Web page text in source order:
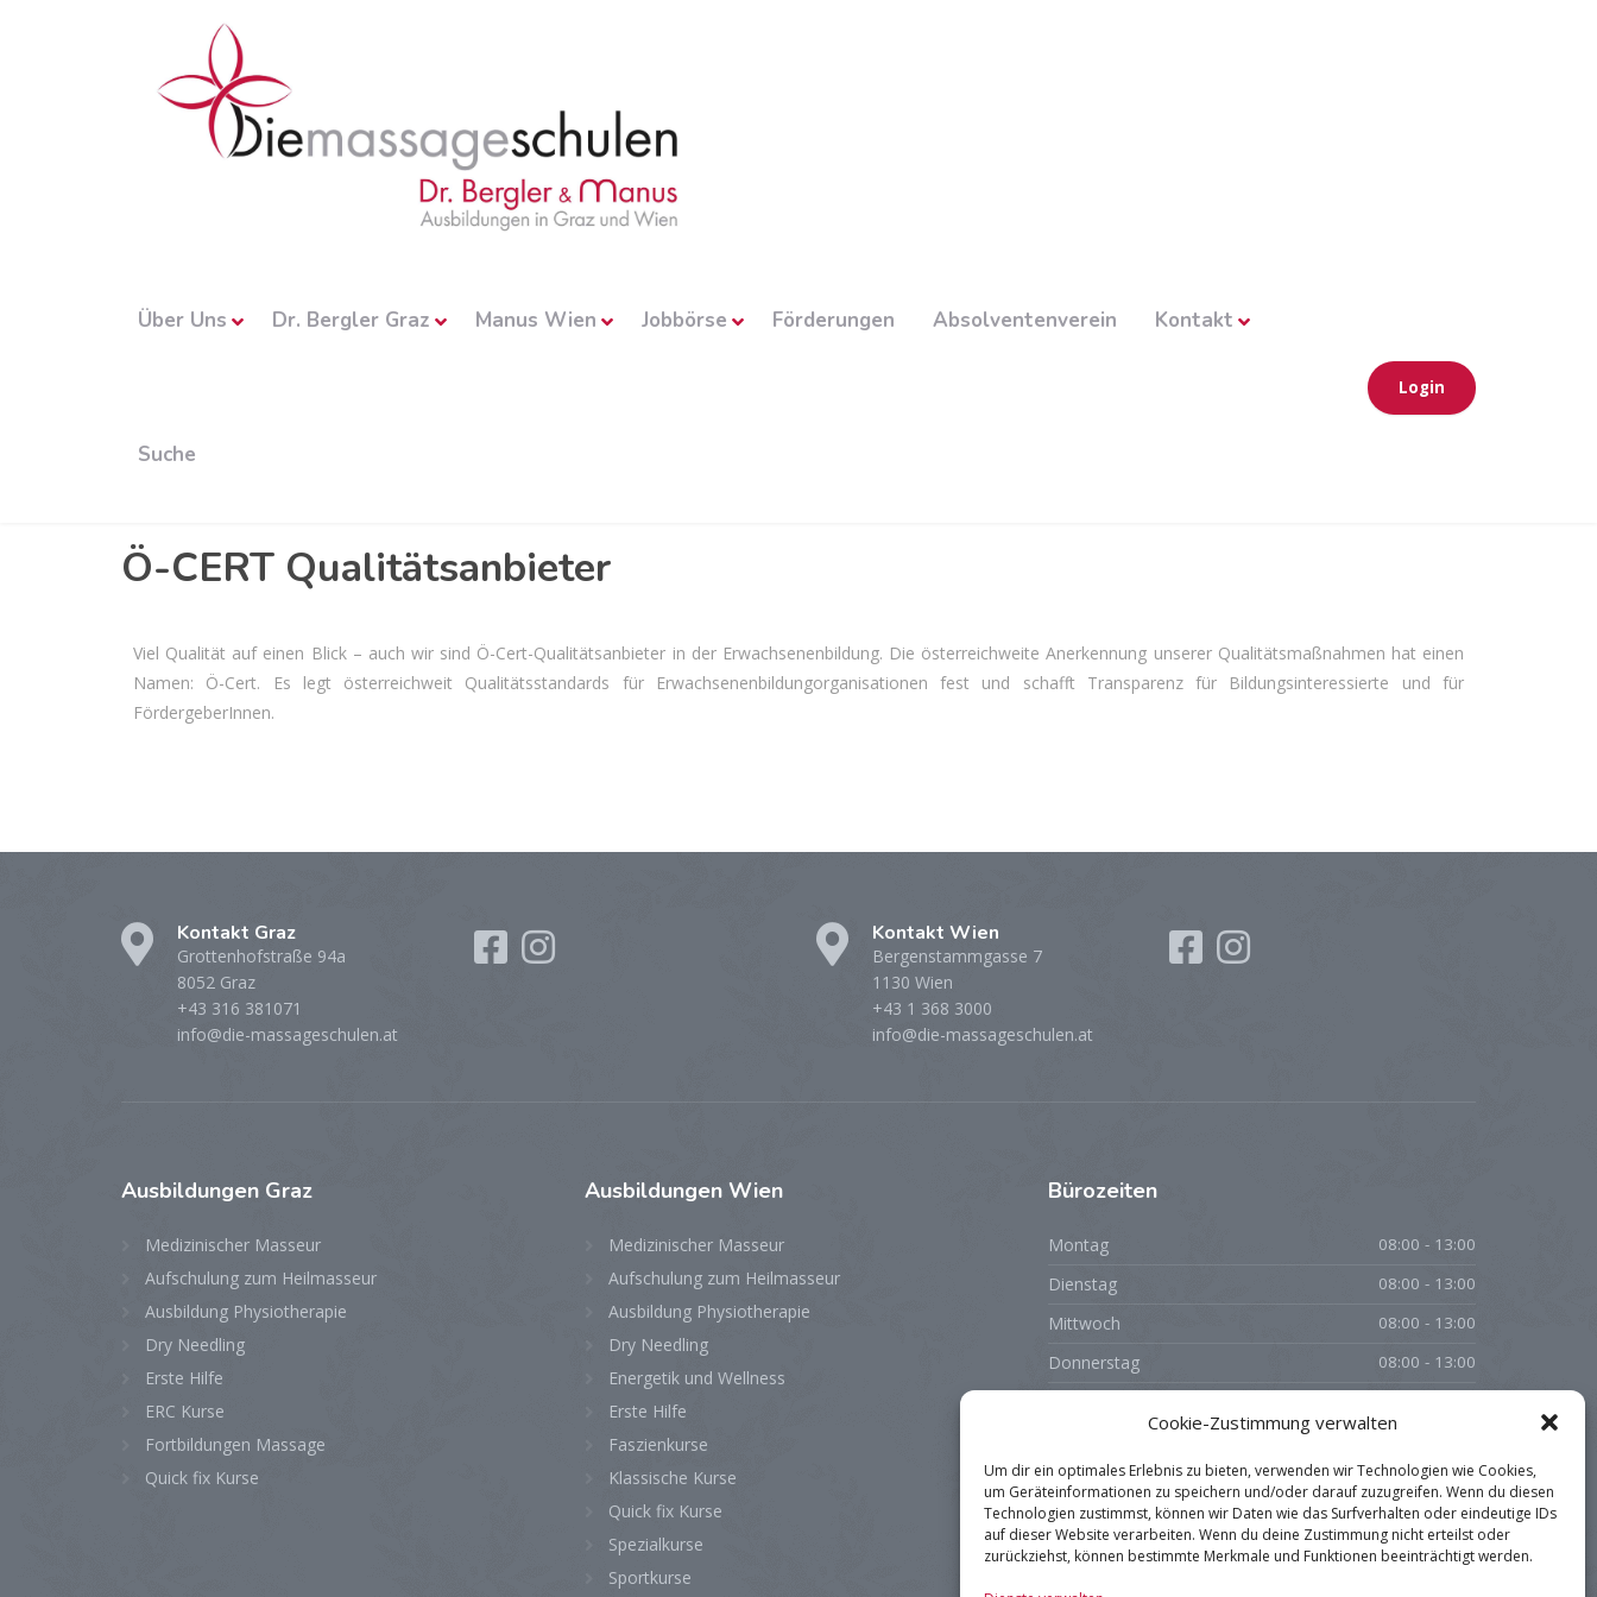
Cookie-Zustimmung verwalten
Um dir ein optimales Erlebnis zu bieten, verwenden wir Technologien wie Cookies,
um Geräteinformationen zu speichern und/oder darauf zuzugreifen. Wenn du diesen
Technologien zustimmst, können wir Daten wie das Surfverhalten oder eindeutige IDs
auf dieser Website verarbeiten. Wenn du deine Zustimmung nicht erteilst oder
zurückziehst, können bestimmte Merkmale und Funktionen beeinträchtigt werden.
Über Uns Dr. Bergler Graz Manus Wien Jobbörse Förderungen Absolventenverein Kontakt
Suche
Login
Ö-CERT Qualitätsanbieter
Viel Qualität auf einen Blick – auch wir sind Ö-Cert-Qualitätsanbieter in der Erwachsenenbildung. Die österreichweite Anerkennung unserer Qualitätsmaßnahmen hat einen
Namen: Ö-Cert. Es legt österreichweit Qualitätsstandards für Erwachsenenbildungorganisationen fest und schafft Transparenz für Bildungsinteressierte und für
FördergeberInnen.
Kontakt Graz
Grottenhofstraße 94a
8052 Graz
+43 316 381071
info@die-massageschulen.at
Kontakt Wien
Bergenstammgasse 7
1130 Wien
+43 1 368 3000
info@die-massageschulen.at
Ausbildungen Graz
Medizinischer Masseur
Aufschulung zum Heilmasseur
Ausbildung Physiotherapie
Dry Needling
Erste Hilfe
ERC Kurse
Fortbildungen Massage
Quick fix Kurse
Ausbildungen Wien
Medizinischer Masseur
Aufschulung zum Heilmasseur
Ausbildung Physiotherapie
Dry Needling
Energetik und Wellness
Erste Hilfe
Faszienkurse
Klassische Kurse
Quick fix Kurse
Spezialkurse
Sportkurse
Bürozeiten
Montag 08:00 - 13:00
Dienstag 08:00 - 13:00
Mittwoch 08:00 - 13:00
Donnerstag 08:00 - 13:00
Sonntag geschlossen